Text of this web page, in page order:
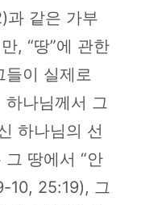
과 같은 가부
, “땅”에 관한
들이 실제로
하나님께서 그
하나님의 선
땅에서 “안
10, 25:19), 그